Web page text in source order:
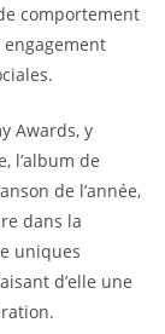
comportement
Awards, y
l’album de
de l’année,
dans la
uniques
d’elle une